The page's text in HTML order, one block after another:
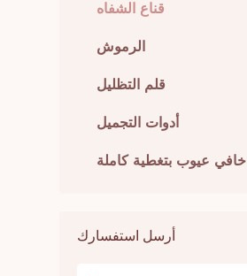
قناع الشفاه
الرموش
قلم التظليل
أدوات التجميل
خافي عيوب بتغطية كاملة
أرسل استفسارك